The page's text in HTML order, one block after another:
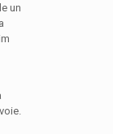
un